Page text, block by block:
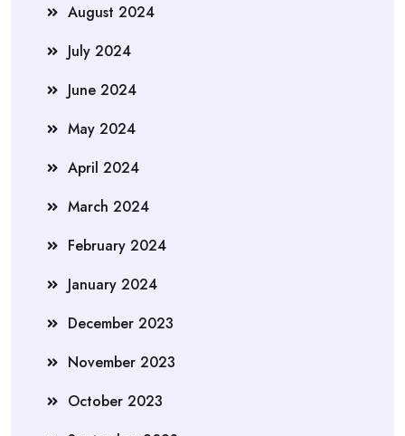
August 2024
July 2024
June 2024
May 2024
April 2024
March 2024
February 2024
January 2024
December 2023
November 2023
October 2023